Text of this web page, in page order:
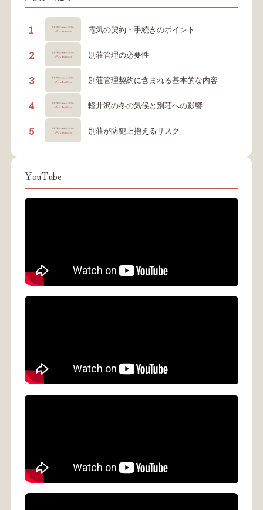
1 電気の契約・手続きのポイント
2 別荘管理の必要性
3 別荘管理契約に含まれる基本的な内容
4 軽井沢の冬の気候と別荘への影響
5 別荘が防犯上抱えるリスク
YouTube